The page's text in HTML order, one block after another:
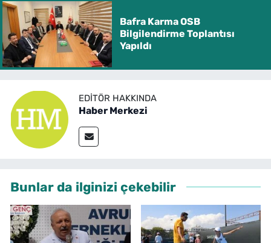
Bafra Karma OSB
Bilgilendirme Toplantısı
Yapıldı
EDITÖR HAKKINDA
Haber Merkezi
Bunlar da ilginizi çekebilir